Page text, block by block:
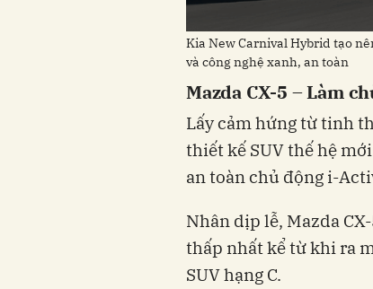
Kia New Carnival Hybrid tạo
và công nghệ xanh, an toàn
Mazda CX-5 – Làm
Lấy cảm hứng từ tinh
thiết kế SUV thế hệ
an toàn chủ động i-
Nhân dịp lễ, Mazda
thấp nhất kể từ khi ra
SUV hạng C.